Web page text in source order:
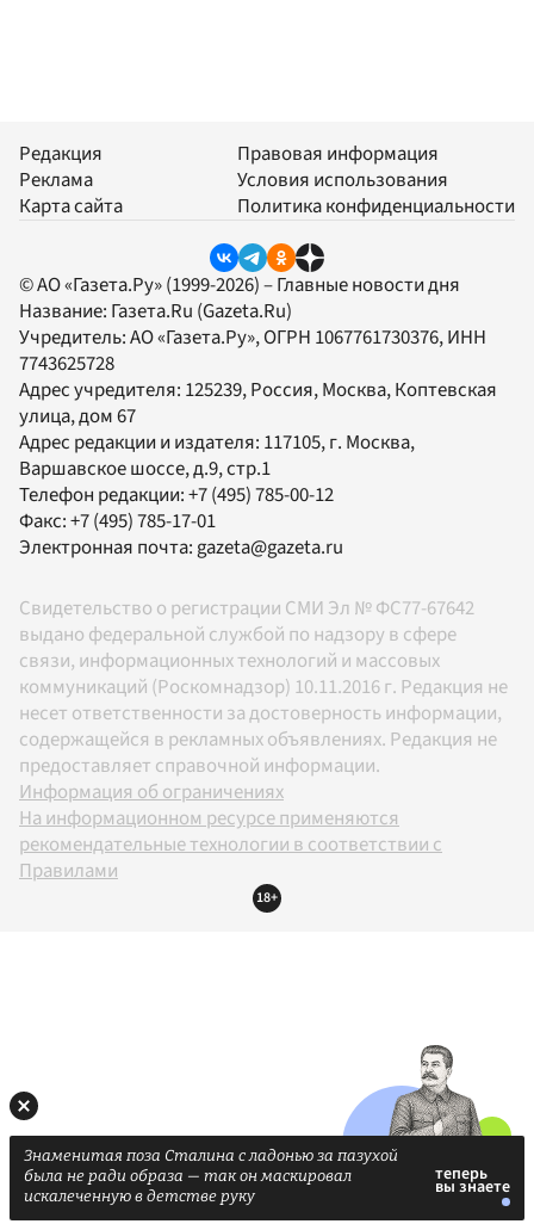
Редакция
Реклама
Карта сайта
Правовая информация
Условия использования
Политика конфиденциальности
© АО «Газета.Ру» (1999-2026) – Главные новости дня
Название: Газета.Ru (Gazeta.Ru)
Учредитель:АО «Газета.Ру», ОГРН 1067761730376, ИНН
7743625728
Адрес учредителя: 125239, Россия, Москва, Коптевская
улица, дом 67
Адрес редакции и издателя: 117105, г. Москва,
Варшавское шоссе, д.9, стр.1
Телефон редакции:+7 (495) 785-00-12
Факс:+7 (495) 785-17-01
Электронная почта:gazeta@gazeta.ru
Свидетельство о регистрации СМИ Эл № ФС77-67642
выдано федеральной службой по надзору в сфере
связи, информационных технологий и массовых
коммуникаций (Роскомнадзор) 10.11.2016 г. Редакция не
несет ответственности за достоверность информации,
содержащейся в рекламных объявлениях. Редакция не
предоставляет справочной информации.
Информация об ограничениях
На информационном ресурсе применяются
рекомендательные технологии в соответствии с
Правилами
18+
Знаменитая поза Сталина с ладонью за пазухой
была не ради образа — так он маскировал
искалеченную в детстве руку